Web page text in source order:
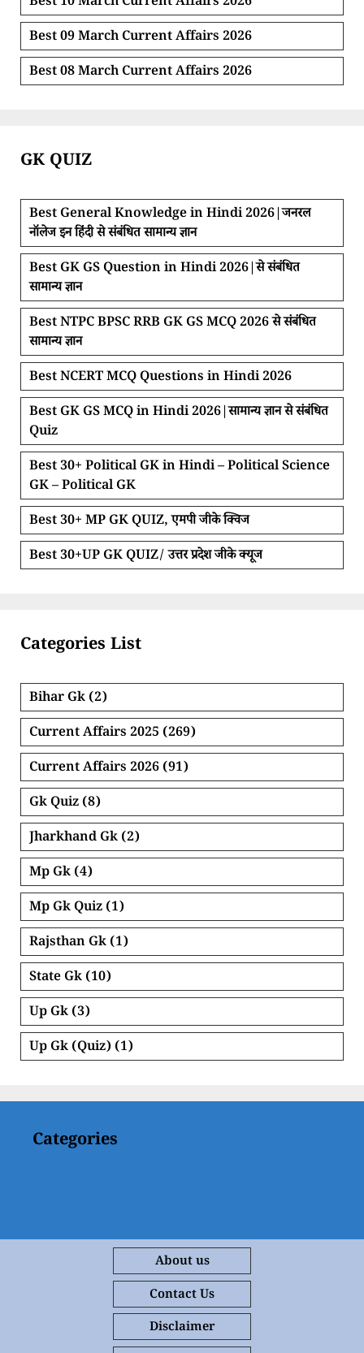
Best 09 March Current Affairs 2026
Best 08 March Current Affairs 2026
GK QUIZ
Best General Knowledge in Hindi 2026|जनरल
नॉलेज इन हिंदी से संबंधित सामान्य ज्ञान
Best GK GS Question in Hindi 2026|से संबंधित
सामान्य ज्ञान
Best NTPC BPSC RRB GK GS MCQ 2026 से संबंधित
सामान्य ज्ञान
Best NCERT MCQ Questions in Hindi 2026
Best GK GS MCQ in Hindi 2026|सामान्य ज्ञान से संबंधित
Quiz
Best 30+ Political GK in Hindi – Political Science
GK – Political GK
Best 30+ MP GK QUIZ, एमपी जीके क्विज
Best 30+UP GK QUIZ/ उत्तर प्रदेश जीके क्यूज
Categories List
Bihar Gk (2)
Current Affairs 2025 (269)
Current Affairs 2026 (91)
Gk Quiz (8)
Jharkhand Gk (2)
Mp Gk (4)
Mp Gk Quiz (1)
Rajsthan Gk (1)
State Gk (10)
Up Gk (3)
Up Gk (Quiz) (1)
Categories
About us
Contact Us
Disclaimer